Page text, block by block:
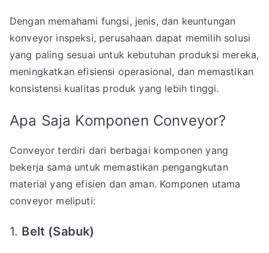
Dengan memahami fungsi, jenis, dan keuntungan
konveyor inspeksi, perusahaan dapat memilih solusi
yang paling sesuai untuk kebutuhan produksi mereka,
meningkatkan efisiensi operasional, dan memastikan
konsistensi kualitas produk yang lebih tinggi.
Apa Saja Komponen Conveyor?
Conveyor terdiri dari berbagai komponen yang
bekerja sama untuk memastikan pengangkutan
material yang efisien dan aman. Komponen utama
conveyor meliputi:
1. Belt (Sabuk)